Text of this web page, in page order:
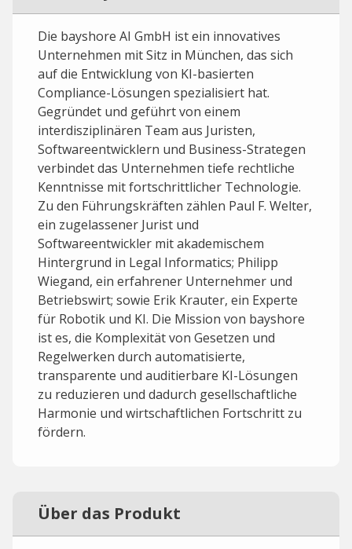
Die bayshore AI GmbH ist ein innovatives
Unternehmen mit Sitz in München, das sich
auf die Entwicklung von KI-basierten
Compliance-Lösungen spezialisiert hat.
Gegründet und geführt von einem
interdisziplinären Team aus Juristen,
Softwareentwicklern und Business-Strategen
verbindet das Unternehmen tiefe rechtliche
Kenntnisse mit fortschrittlicher Technologie.
Zu den Führungskräften zählen Paul F. Welter,
ein zugelassener Jurist und
Softwareentwickler mit akademischem
Hintergrund in Legal Informatics; Philipp
Wiegand, ein erfahrener Unternehmer und
Betriebswirt; sowie Erik Krauter, ein Experte
für Robotik und KI. Die Mission von bayshore
ist es, die Komplexität von Gesetzen und
Regelwerken durch automatisierte,
transparente und auditierbare KI-Lösungen
zu reduzieren und dadurch gesellschaftliche
Harmonie und wirtschaftlichen Fortschritt zu
fördern.
Über das Produkt